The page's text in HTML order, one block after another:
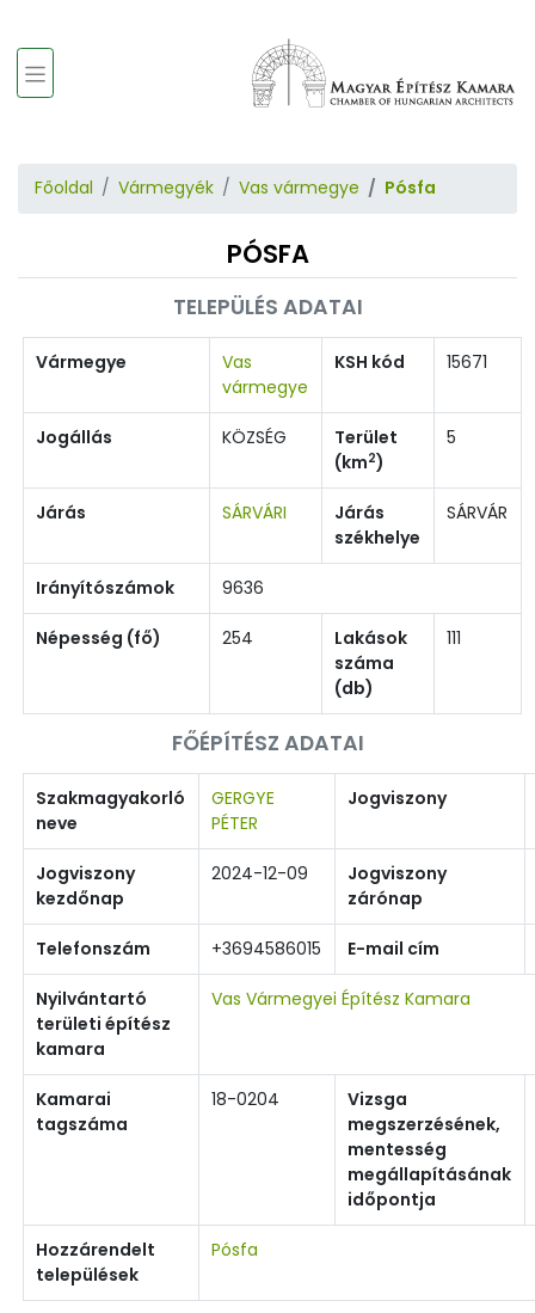
Főoldal Vármegyék Vas vármegye Pósfa
PÓSFA
TELEPÜLÉS ADATAI
Vármegye
Vas
vármegye
KSH kód 15671
Jogállás KÖZSÉG
Terület
(km2)
5
Járás SÁRVÁRI
Járás
székhelye
SÁRVÁR
Irányítószámok 9636
Népesség (fő) 254
Lakások
száma
(db)
111
FŐÉPÍTÉSZ ADATAI
Szakmagyakorló
neve
GERGYE
PÉTER
Jogviszony
Jogviszony
kezdőnap
2024-12-09
Jogviszony
zárónap
Telefonszám +3694586015 E-mail cím
Nyilvántartó
területi építész
kamara
Vas Vármegyei Építész Kamara
Kamarai
tagszáma
18-0204
Vizsga
megszerzésének,
mentesség
megállapításának
időpontja
Hozzárendelt
települések
Pósfa